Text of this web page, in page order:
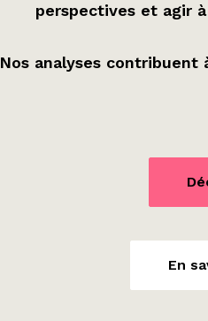
perspectives et agir
Nos analyses
En